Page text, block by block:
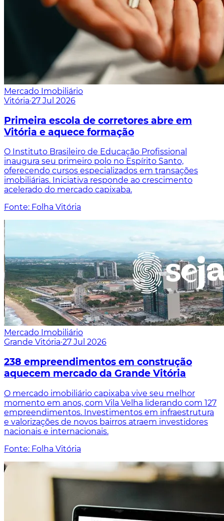
Mercado Imobiliário
Vitória·27 Jul 2026
Primeira escola de corretores abre em
Vitória e aquece formação
O Instituto Brasileiro de Educação Profissional
inaugura seu primeiro polo no Espírito Santo,
oferecendo cursos especializados em transações
imobiliárias. Iniciativa responde ao crescimento
acelerado do mercado capixaba.
Fonte: Folha Vitória
Mercado Imobiliário
Grande Vitória·27 Jul 2026
238 empreendimentos em construção
aquecem mercado da Grande Vitória
O mercado imobiliário capixaba vive seu melhor
momento em anos, com Vila Velha liderando com 127
empreendimentos. Investimentos em infraestrutura
e valorizações de novos bairros atraem investidores
nacionais e internacionais.
Fonte: Folha Vitória